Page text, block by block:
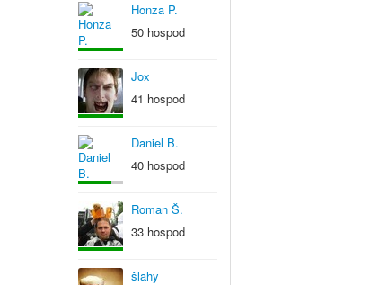
Honza P.
50 hospod
Jox
41 hospod
Daniel B.
40 hospod
Roman Š.
33 hospod
šlahy